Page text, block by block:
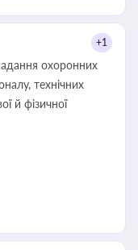
+1
охоронних
технічних
й фізичної